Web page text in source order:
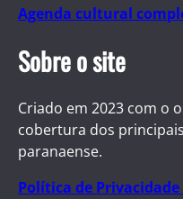
Agenda cultural
Sobre o site
Criado em 2023 com o
cobertura dos
paranaense.
Política de